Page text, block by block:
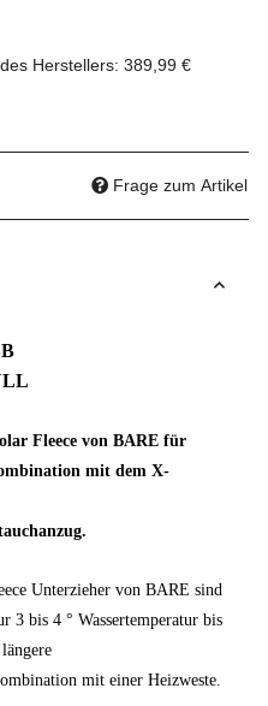
Herstellers: 389,99 €
Frage zum Artikel
Fleece von BARE für
mit dem X-
Unterzieher von BARE sind
3 bis 4 ° Wassertemperatur bis
mit einer Heizweste.